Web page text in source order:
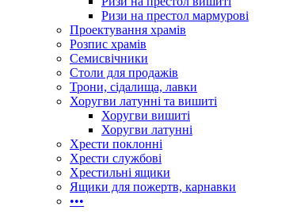
Ризи на престол мармурові
Проектування храмів
Розпис храмів
Семисвічники
Столи для продажів
Трони, сідалища, лавки
Хоругви латунні та вишиті
Хоругви вишиті
Хоругви латунні
Хрести поклонні
Хрести службові
Хрестильні ящики
Ящики для пожертв, карнавки
•••